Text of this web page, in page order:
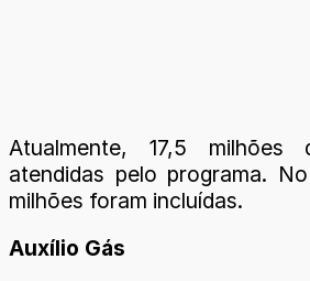
Atualmente, 17,5
atendidas pelo programa.
milhões foram incluídas.
Auxílio Gás